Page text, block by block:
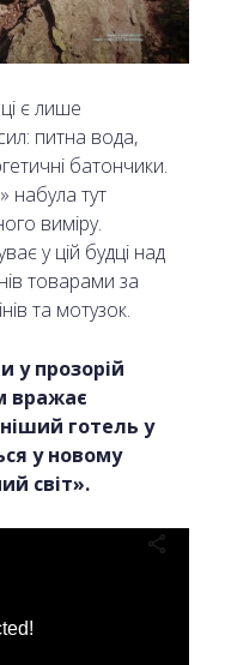
є лише
питна вода,
батончики.
набула тут
виміру.
у цій будці над
товарами за
та мотузок.
у прозорій
вражає
готель у
у новому
світ».